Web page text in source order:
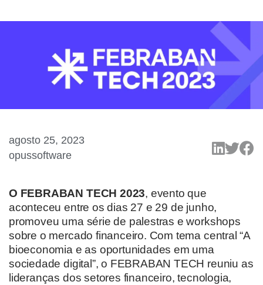
agosto 25, 2023
opussoftware
O FEBRABAN TECH 2023, evento que
aconteceu entre os dias 27 e 29 de junho,
promoveu uma série de palestras e workshops
sobre o mercado financeiro. Com tema central “A
bioeconomia e as oportunidades em uma
sociedade digital”, o FEBRABAN TECH reuniu as
lideranças dos setores financeiro, tecnologia,